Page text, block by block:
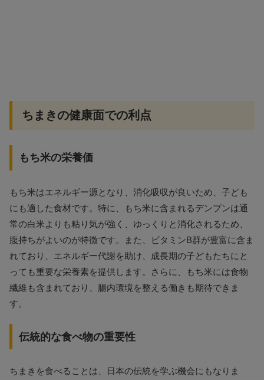
ちまきの健康面での利点
もち米の栄養価
もち米はエネルギー源となり、消化吸収が良いため、子ども
にも適した食材です。特に、もち米に含まれるデンプンは通
常の白米よりも粘り気が強く、ゆっくりと消化されるため、
腹持ちがよいのが特徴です。また、ビタミンB群が豊富に含ま
れており、エネルギー代謝を助け、成長期の子どもたちにと
っても重要な栄養素を提供します。さらに、もち米には食物
繊維も含まれており、腸内環境を整える働きも期待できま
す。
伝統的な食べ物の重要性
ちまきを食べることは、日本の伝統を学ぶ機会にもなりま